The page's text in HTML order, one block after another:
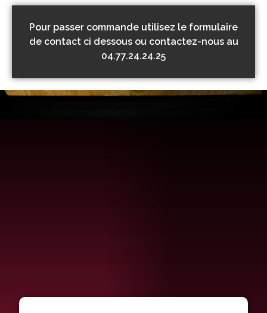
Pour passer commande utilisez le formulaire
de contact ci dessous ou contactez-nous au
04.77.24.24.25